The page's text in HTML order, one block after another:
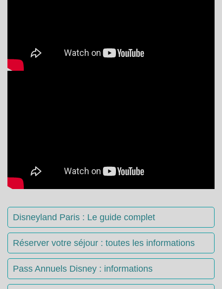
Disneyland Paris : Le guide complet
Réserver votre séjour : toutes les informations
Pass Annuels Disney : informations